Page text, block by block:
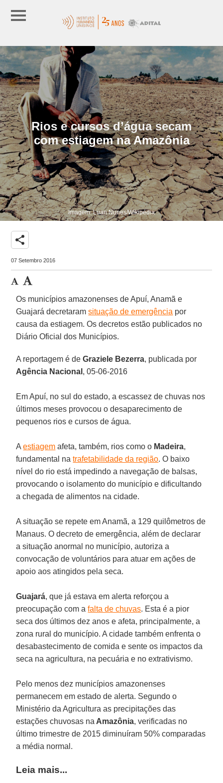
Rios e cursos d’água secam
com estiagem na Amazônia
Imagem: Luan Nunes/Wikipédia
share
07 Setembro 2016
Os municípios amazonenses de Apuí, Anamã e
Guajará decretaramsituação de emergência por
causa da estiagem. Os decretos estão publicados no
Diário Oficial dos Municípios.
A reportagem é deGraziele Bezerra, publicada por
Agência Nacional , 05-06-2016
Em Apuí, no sul do estado, a escassez de chuvas nos
últimos meses provocou o desaparecimento de
pequenos rios e cursos de água.
Aestiagem afeta, também, rios como o Madeira,
fundamental natrafetabilidade da região. O baixo
nível do rio está impedindo a navegação de balsas,
provocando o isolamento do município e dificultando
a chegada de alimentos na cidade.
A situação se repete em Anamã, a 129 quilômetros de
Manaus. O decreto de emergência, além de declarar
a situação anormal no município, autoriza a
convocação de voluntários para atuar em ações de
apoio aos atingidos pela seca.
Guajará, que já estava em alerta reforçou a
preocupação com a falta de chuvas. Esta é a pior
seca dos últimos dez anos e afeta, principalmente, a
zona rural do município. A cidade também enfrenta o
desabastecimento de comida e sente os impactos da
seca na agricultura, na pecuária e no extrativismo.
Pelo menos dez municípios amazonenses
permanecem em estado de alerta. Segundo o
Ministério da Agricultura as precipitações das
estações chuvosas na Amazônia, verificadas no
último trimestre de 2015 diminuíram 50% comparadas
a média normal.
Leia mais...